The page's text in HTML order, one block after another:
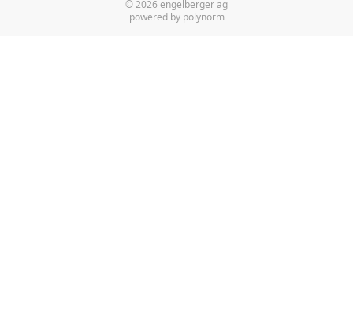
© 2026 engelberger ag
powered by polynorm